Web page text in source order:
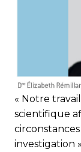
« Notre
scientifique
investigation